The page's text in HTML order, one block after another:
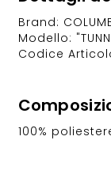
Brand:
Modello:
Codice
100%